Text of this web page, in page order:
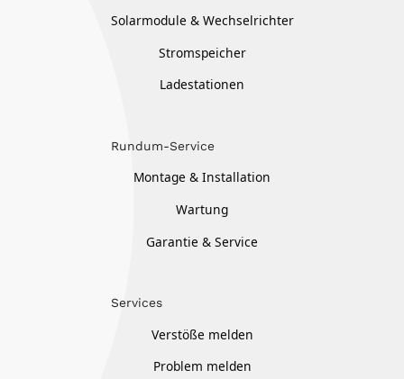
Solarmodule & Wechselrichter
Stromspeicher
Ladestationen
Rundum-Service
Montage & Installation
Wartung
Garantie & Service
Services
Verstöße melden
Problem melden